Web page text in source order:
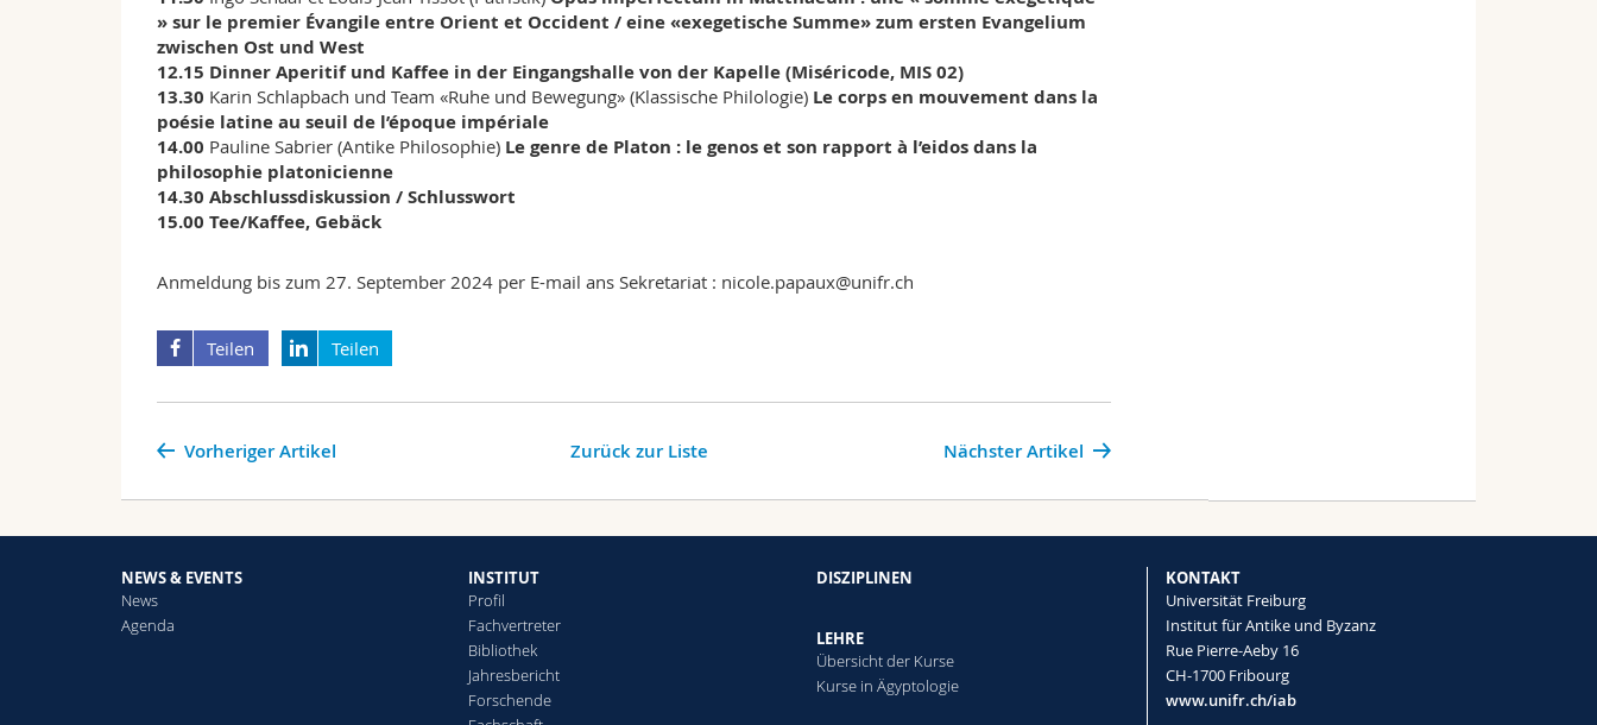
» sur le premier Évangile entre Orient et Occident / eine «exegetische Summe» zum ersten Evangelium
zwischen Ost und West
12.15 Dinner Aperitif und Kaffee in der Eingangshalle von der Kapelle (Miséricode, MIS 02)
13.30 Karin Schlapbach und Team «Ruhe und Bewegung» (Klassische Philologie) Le corps en mouvement dans la
poésie latine au seuil de l’époque impériale
14.00 Pauline Sabrier (Antike Philosophie) Le genre de Platon : le genos et son rapport à l’eidos dans la
philosophie platonicienne
14.30 Abschlussdiskussion / Schlusswort
15.00 Tee/Kaffee, Gebäck
Anmeldung bis zum 27. September 2024 per E-mail ans Sekretariat : nicole.papaux@unifr.ch
Teilen Teilen
Nächster Artikel
Vorheriger Artikel Zurück zur Liste
NEWS & EVENTS
News
Agenda
INSTITUT
Profil
Fachvertreter
Bibliothek
Jahresbericht
Forschende
DISZIPLINEN
LEHRE
Übersicht der Kurse
Kurse in Ägyptologie
KONTAKT
Universität Freiburg
Institut für Antike und Byzanz
Rue Pierre-Aeby 16
CH-1700 Fribourg
www.unifr.ch/iab